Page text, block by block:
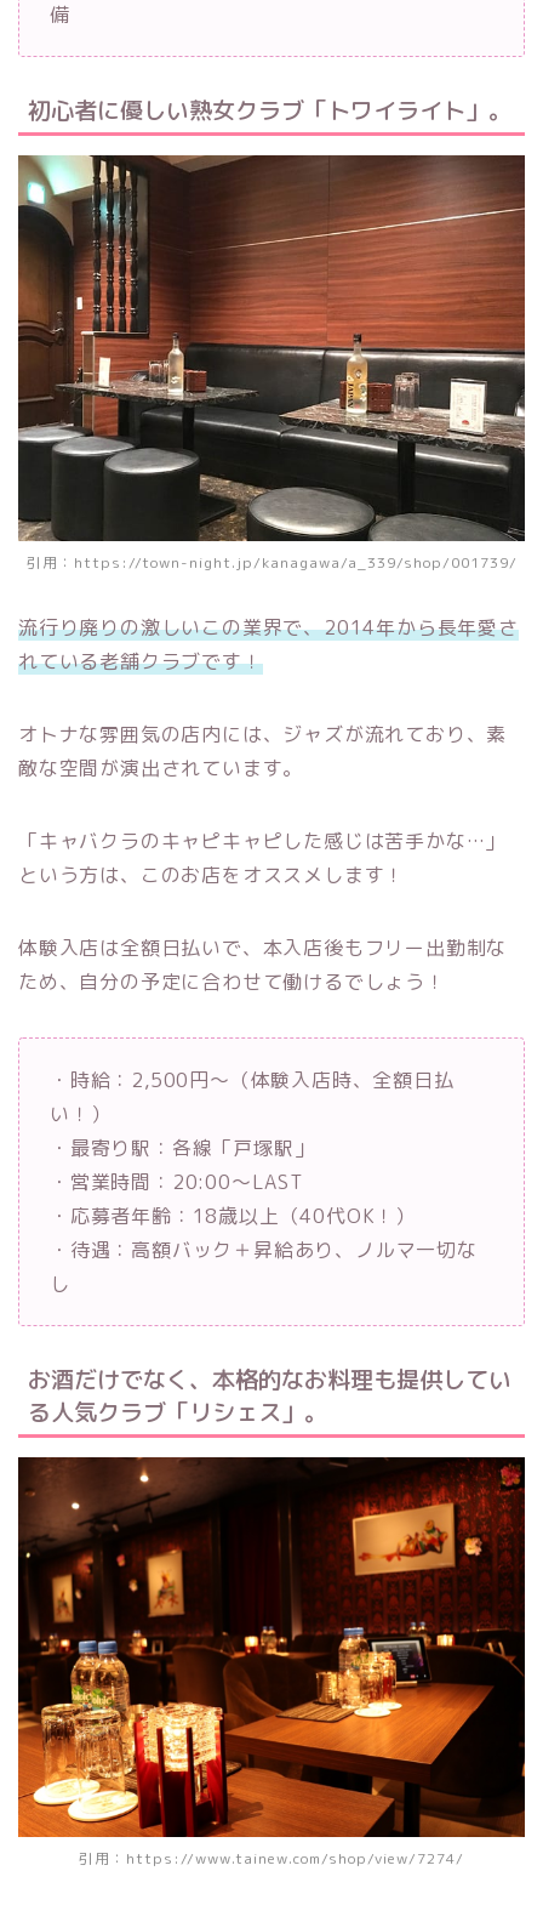
備
初心者に優しい熟女クラブ「トワイライト」。
引用：https://town-night.jp/kanagawa/a_339/shop/001739/
流行り廃りの激しいこの業界で、2014年から長年愛さ
れている老舗クラブです！
オトナな雰囲気の店内には、ジャズが流れており、素
敵な空間が演出されています。
「キャバクラのキャピキャピした感じは苦手かな…」
という方は、このお店をオススメします！
体験入店は全額日払いで、本入店後もフリー出勤制な
ため、自分の予定に合わせて働けるでしょう！
・時給：2,500円～（体験入店時、全額日払
い！）
・最寄り駅：各線「戸塚駅」
・営業時間：20:00～LAST
・応募者年齢：18歳以上（40代OK！）
・待遇：高額バック＋昇給あり、ノルマ一切な
し
お酒だけでなく、本格的なお料理も提供してい
る人気クラブ「リシェス」。
引用：https://www.tainew.com/shop/view/7274/